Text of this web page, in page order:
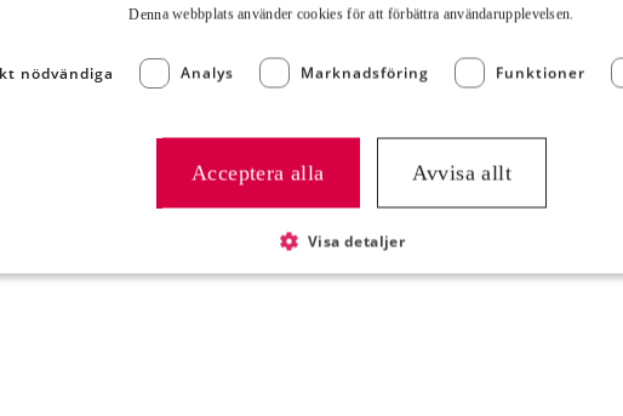
efter ändamål,
klubbor eller krispigt
vide – Kycklingfilé och bitar
men vill undvika
Denna webbplats använder cookies för att för­bättra användar­upplevelsen.
nödvändiga Analys Marknadsföring Funktioner
Acceptera alla Avvisa allt
Visa detaljer